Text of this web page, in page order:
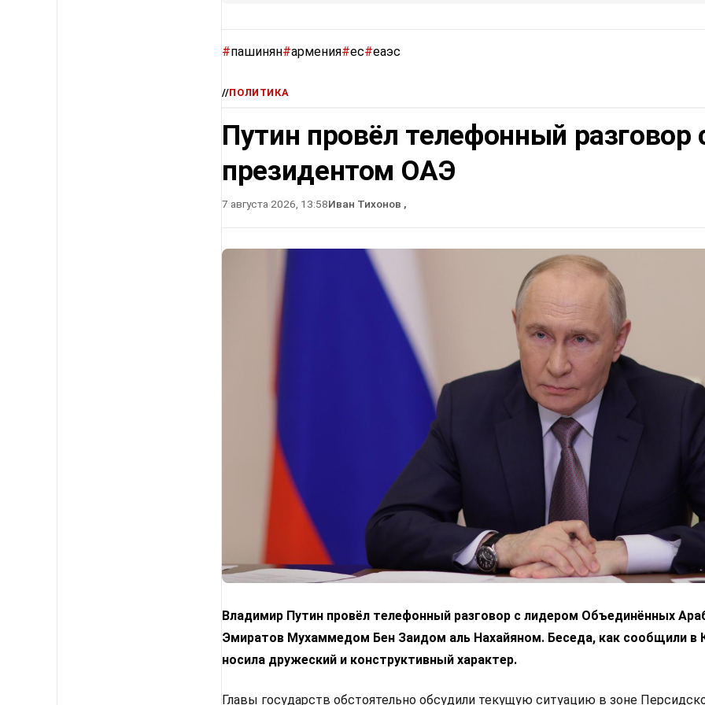
#пашинян#армения#ес#еаэс
//ПОЛИТИКА
Путин провёл телефонный разговор
президентом ОАЭ
7 августа 2026, 13:58Иван Тихонов ,
Владимир Путин провёл телефонный разговор с лидером Объединённых
Эмиратов Мухаммедом Бен Заидом аль Нахайяном. Беседа, как сообщили в
носила дружеский и конструктивный характер.
Главы государств обстоятельно обсудили текущую ситуацию в зоне